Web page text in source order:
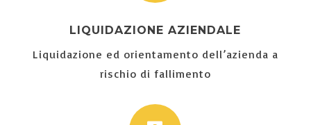
LIQUIDAZIONE AZIENDALE
Liquidazione ed orientamento dell’azienda a
rischio di fallimento